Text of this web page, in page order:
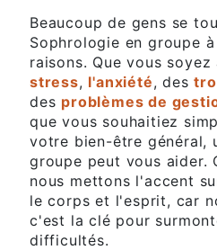
Beaucoup de gens se
Sophrologie en groupe
raisons. Que vous
stress, l'anxiété, des
des problèmes de
que vous souhaitiez
votre bien-être général,
groupe peut vous aider.
nous mettons l'accent
le corps et l'esprit, car
c'est la clé pour
difficultés.